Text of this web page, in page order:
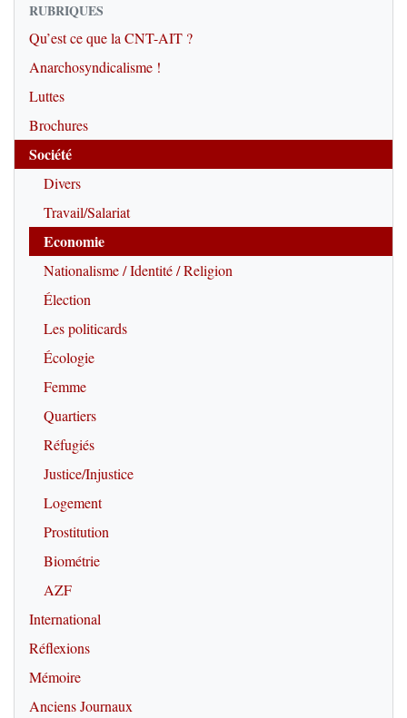
RUBRIQUES
Qu’est ce que la CNT-AIT ?
Anarchosyndicalisme !
Luttes
Brochures
Société
Divers
Travail/Salariat
Economie
Nationalisme / Identité / Religion
Élection
Les politicards
Écologie
Femme
Quartiers
Réfugiés
Justice/Injustice
Logement
Prostitution
Biométrie
AZF
International
Réflexions
Mémoire
Anciens Journaux